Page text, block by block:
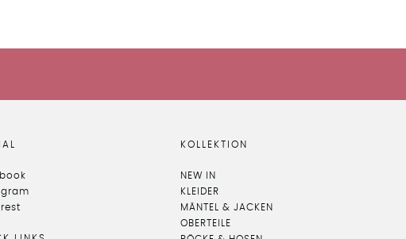
KOLLEKTION
NEW IN
KLEIDER
MÄNTEL & JACKEN
OBERTEILE